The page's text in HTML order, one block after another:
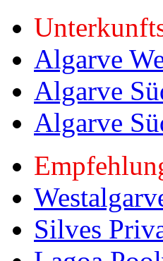
Algarve
Algarve
Algarve
Silves